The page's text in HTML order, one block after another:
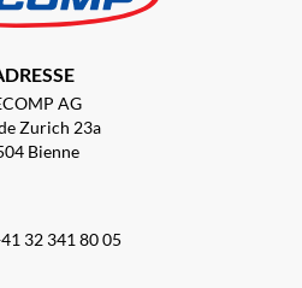
AG
Zurich 23a
Bienne
32 341 80 05